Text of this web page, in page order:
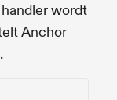
wordt
Anchor